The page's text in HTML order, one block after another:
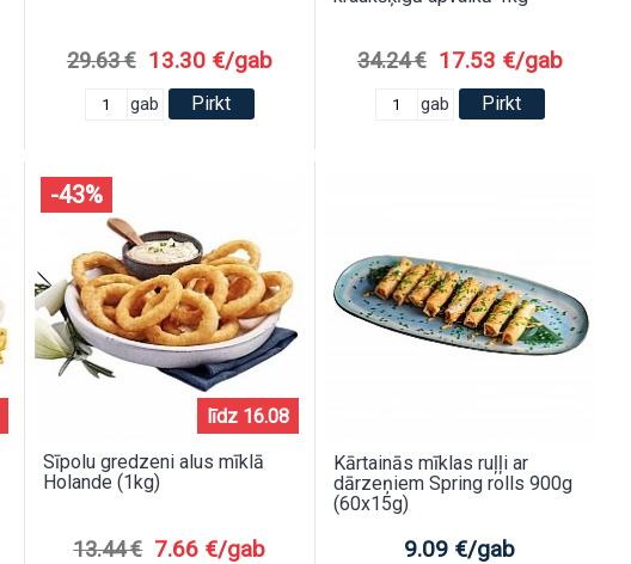
29.63 € 13.30 €/gab
gab Pirkt
34.24 € 17.53 €/gab
gab Pirkt
līdz 16.08
-43%
Sīpolu gredzeni alus mīklā
Holande (1kg)
13.44 € 7.66 €/gab
Kārtainās mīklas ruļļi ar
dārzeņiem Spring rolls 900g
(60x15g)
9.09 €/gab